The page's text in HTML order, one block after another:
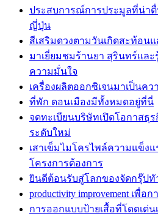
ประสบการณ์การประมูลที่น่า
ญี่ปุ่น
สีเสริมดวงตามวันเกิดสะท้อน
มาเยี่ยมชมร้านยา สุรินทร์แล
ความมั่นใจ
เครื่องผลิตออกซิเจนมาเป็นคว
ที่พัก ดอนเมืองมีทั้งหมดอยู่ที่นี่
จดทะเบียนบริษัทเปิดโอกาส
ระดับใหม่
เสาเข็มไมโครไพล์ความแข็ง
โครงการต้องการ
ยินดีต้อนรับสู่โลกของจัดกรุ๊ปทั
productivity improvement เพื่
การออกแบบป้ายเสื้อที่โดดเด่